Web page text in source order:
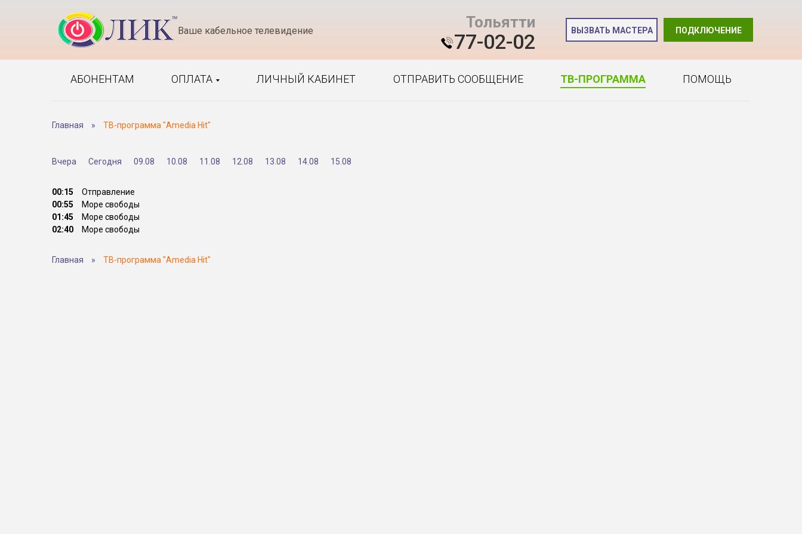
Ваше кабельное телевидение Тольятти
77-02-02 ПОДКЛЮЧЕНИЕ
ВЫЗВАТЬ МАСТЕРА
АБОНЕНТАМ ОПЛАТА ЛИЧНЫЙ КАБИНЕТ ОТПРАВИТЬ СООБЩЕНИЕ ТВ-ПРОГРАММА ПОМОЩЬ
Главная » ТВ-программа "Amedia Hit"
Вчера Сегодня 09.08 10.08 11.08 12.08 13.08 14.08 15.08
00:15
Отправление
00:55
Море свободы
01:45
Море свободы
02:40
Море свободы
Главная » ТВ-программа "Amedia Hit"